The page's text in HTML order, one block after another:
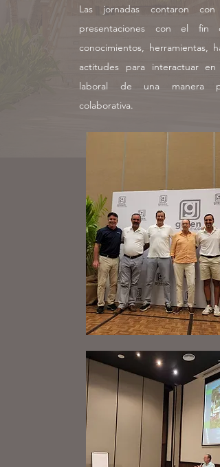
Las jornadas contaron con
presentaciones con el fin
conocimientos, herramientas,
actitudes para interactuar en
laboral de una manera
colaborativa.